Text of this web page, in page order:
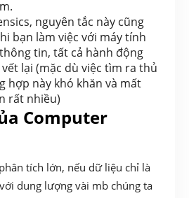
nguyên tắc này cũng
bạn làm việc với máy tính
tin, tất cả hành động
lại (mặc dù việc tìm ra thủ
hợp này khó khăn và mất
rất nhiều)
Computer
tích lớn, nếu dữ liệu chỉ là
dung lượng vài mb chúng ta